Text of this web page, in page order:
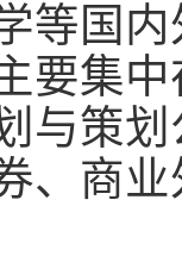
等国
要集
与策
、商